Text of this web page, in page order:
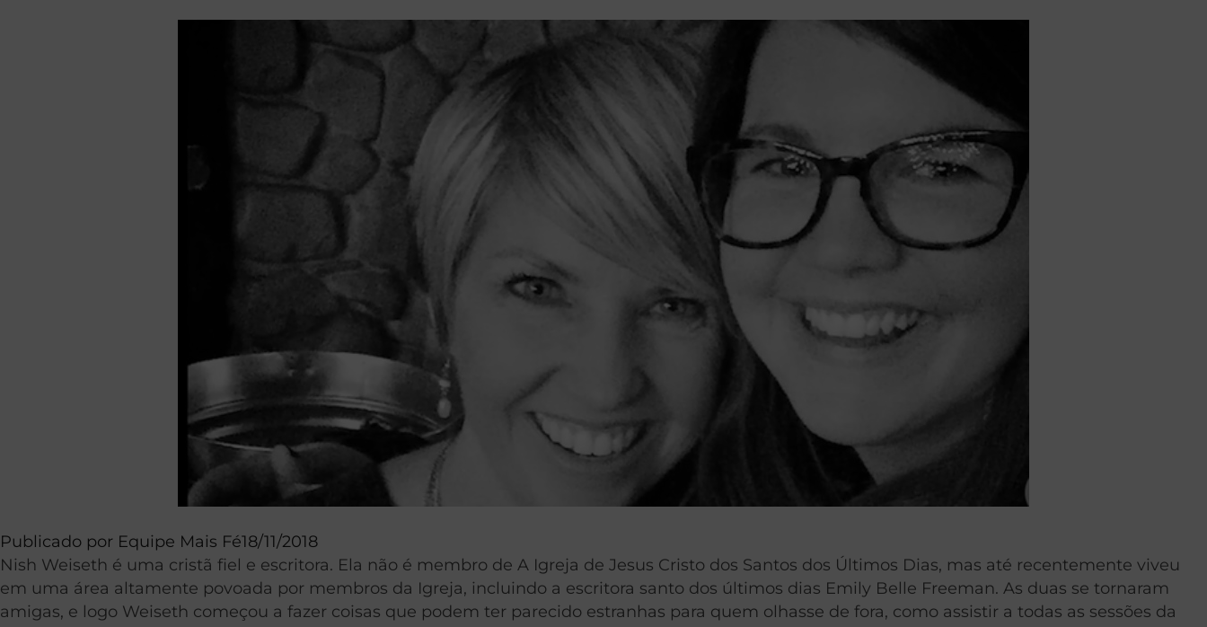
Publicado por Equipe Mais Fé18/11/2018
Nish Weiseth é uma cristã fiel e escritora. Ela não é membro de A Igreja de Jesus Cristo dos Santos dos Últimos Dias, mas até recentemente viveu
em uma área altamente povoada por membros da Igreja, incluindo a escritora santo dos últimos dias Emily Belle Freeman. As duas se tornaram
amigas, e logo Weiseth começou a fazer coisas que podem ter parecido estranhas para quem olhasse de fora, como assistir a todas as sessões da